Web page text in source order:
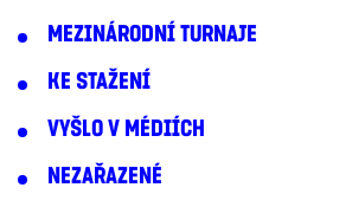
MEZINÁRODNÍ TURNAJE
KE STAŽENÍ
VYŠLO V MÉDIÍCH
NEZAŘAZENÉ